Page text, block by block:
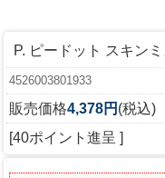
P. ピードット スキン
4526003801933
販売価格4,378円 (税込)
[40ポイント進呈 ]